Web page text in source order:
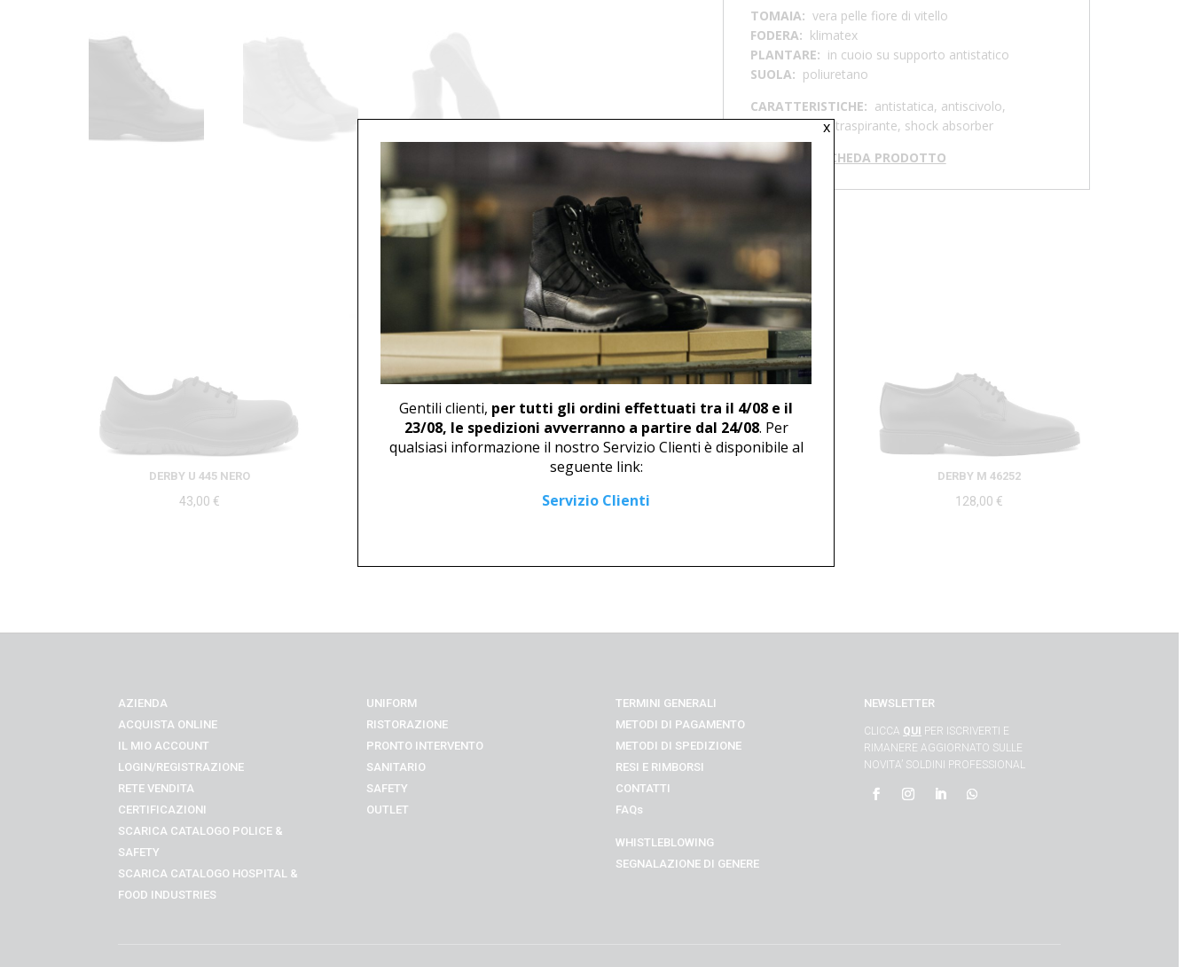
TOMAIA: vera pelle fiore di vitello
FODERA: klimatex
PLANTARE: in cuoio su supporto antistatico
SUOLA: poliuretano
CARATTERISTICHE: antistatica, antiscivolo,
impermeabile, traspirante, shock absorber
📄 SCARICA SCHEDA PRODOTTO
PRODOTTI CORRELATI
DERBY U 445 NERO
43,00 €
DERBY M 46252
128,00 €
AZIENDA
ACQUISTA ONLINE
IL MIO ACCOUNT
LOGIN/REGISTRAZIONE
RETE VENDITA
CERTIFICAZIONI
SCARICA CATALOGO POLICE &
SAFETY
SCARICA CATALOGO HOSPITAL &
FOOD INDUSTRIES
UNIFORM
RISTORAZIONE
PRONTO INTERVENTO
SANITARIO
SAFETY
OUTLET
TERMINI GENERALI
METODI DI PAGAMENTO
METODI DI SPEDIZIONE
RESI E RIMBORSI
CONTATTI
FAQs
WHISTLEBLOWING
SEGNALAZIONE DI GENERE
NEWSLETTER
CLICCA QUI PER ISCRIVERTI E
RIMANERE AGGIORNATO SULLE
NOVITA’ SOLDINI PROFESSIONAL
Gentili clienti, per tutti gli ordini effettuati tra il 4/08 e il
23/08, le spedizioni avverranno a partire dal 24/08. Per
qualsiasi informazione il nostro Servizio Clienti è disponibile al
seguente link:
Servizio Clienti
x